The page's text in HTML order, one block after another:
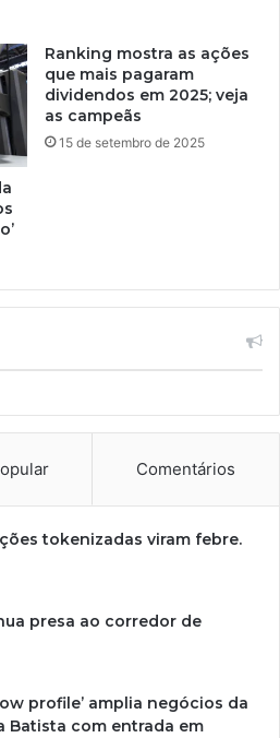
Ranking mostra as ações
que mais pagaram
dividendos em 2025; veja
as campeãs
15 de setembro de 2025
Comentários
tokenizadas viram febre.
presa ao corredor de
profile’ amplia negócios da
Batista com entrada em